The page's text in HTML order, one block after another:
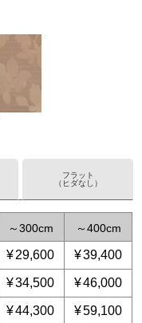
～300 ～400
¥29,600 ¥39,400
¥34,500 ¥46,000
¥44,300 ¥59,100
フラット
（ヒダなし）